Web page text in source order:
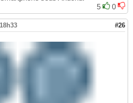
5
0
#26